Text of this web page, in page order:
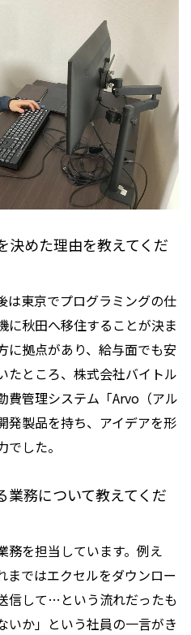
決めた理由を教えてくだ
は東京でプログラミングの仕
に秋田へ移住することが決ま
に拠点があり、給与面でも安
たところ、株式会社バイトル
費管理システム「Arvo（アル
発製品を持ち、アイデアを形
した。
業務について教えてくだ
務を担当しています。例え
まではエクセルをダウンロー
信して…という流れだったも
いか」という社員の一言がき